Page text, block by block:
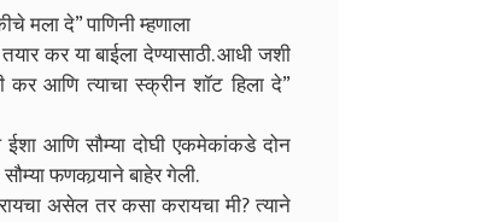
दे” पाणिनी म्हणाला
कर या बाईला देण्यासाठी. आधी जशी
कर आणि त्याचा स्क्रीन शॉट हिला दे”
आणि सौम्या दोघी एकमेकांकडे दोन
फणकार्‍याने बाहेर गेली.
असेल तर कसा करायचा मी? त्याने